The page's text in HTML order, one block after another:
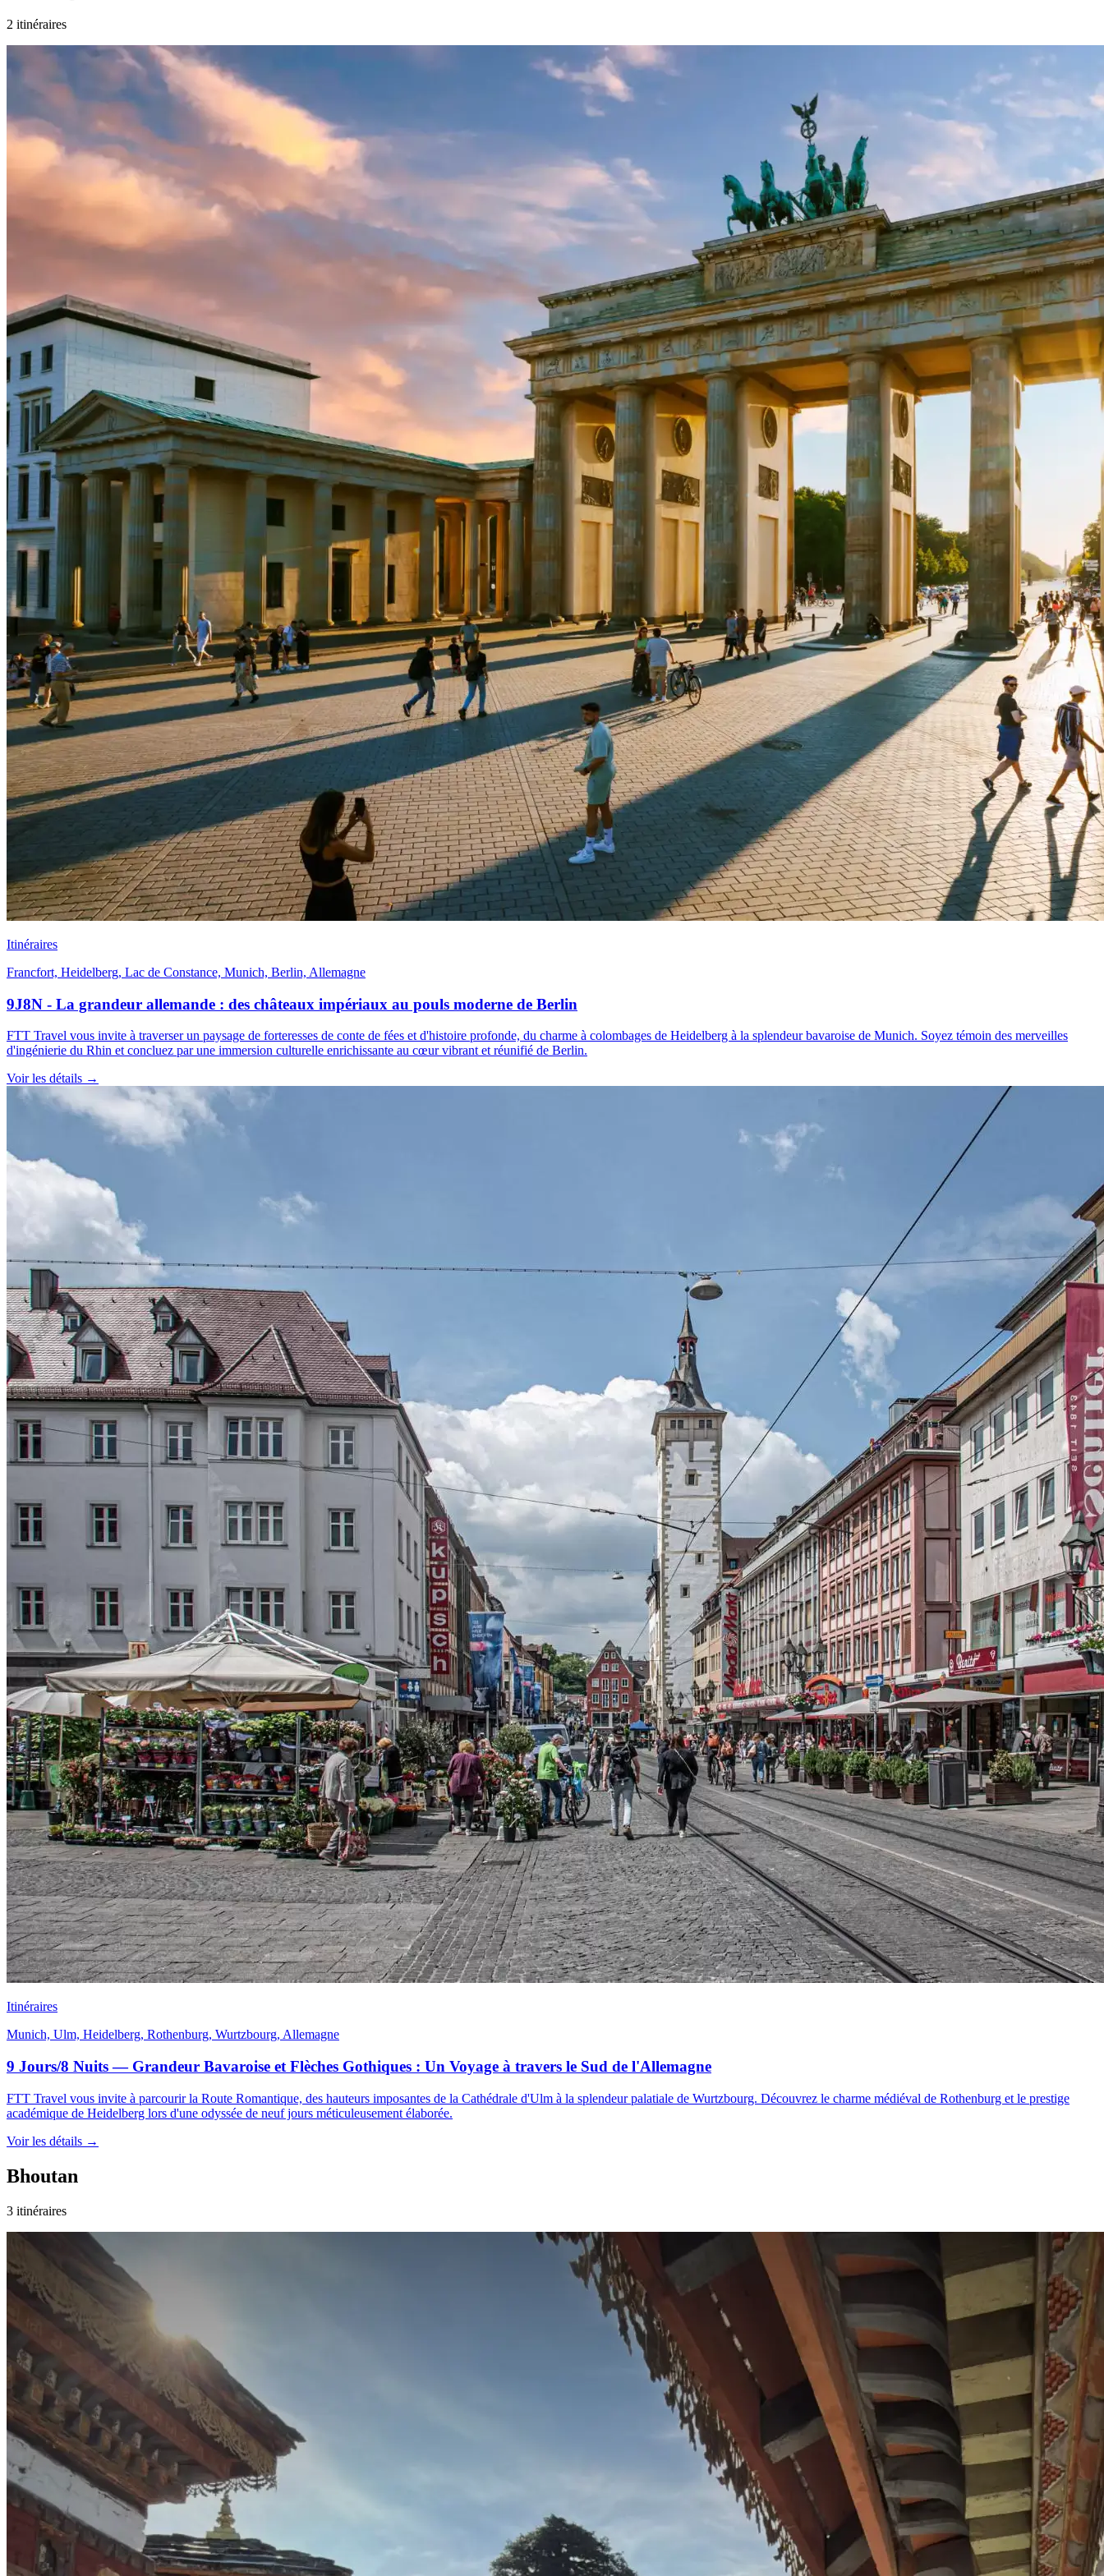
2 itinéraires
Itinéraires
Francfort, Heidelberg, Lac de Constance, Munich, Berlin, Allemagne
9J8N - La grandeur allemande : des châteaux impériaux au pouls moderne de Berlin
FTT Travel vous invite à traverser un paysage de forteresses de conte de fées et d'histoire profonde, du charme à colombages de Heidelberg à la splendeur bavaroise de Munich. Soyez témoin des merveilles
d'ingénierie du Rhin et concluez par une immersion culturelle enrichissante au cœur vibrant et réunifié de Berlin.
Voir les détails →
Itinéraires
Munich, Ulm, Heidelberg, Rothenburg, Wurtzbourg, Allemagne
9 Jours/8 Nuits — Grandeur Bavaroise et Flèches Gothiques : Un Voyage à travers le Sud de l'Allemagne
FTT Travel vous invite à parcourir la Route Romantique, des hauteurs imposantes de la Cathédrale d'Ulm à la splendeur palatiale de Wurtzbourg. Découvrez le charme médiéval de Rothenburg et le prestige
académique de Heidelberg lors d'une odyssée de neuf jours méticuleusement élaborée.
Voir les détails →
Bhoutan
3 itinéraires